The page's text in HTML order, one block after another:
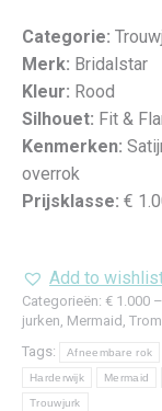
Categorie:
Merk: Bridalstar
Kleur: Rood
Silhouet: Fit &
Kenmerken:
overrok
Prijsklasse: €
Add to
Categorieën: € 1.000
jurken Mermaid,
Tags:
Afneembare rok
Harderwijk Mermaid
Trouwjurk